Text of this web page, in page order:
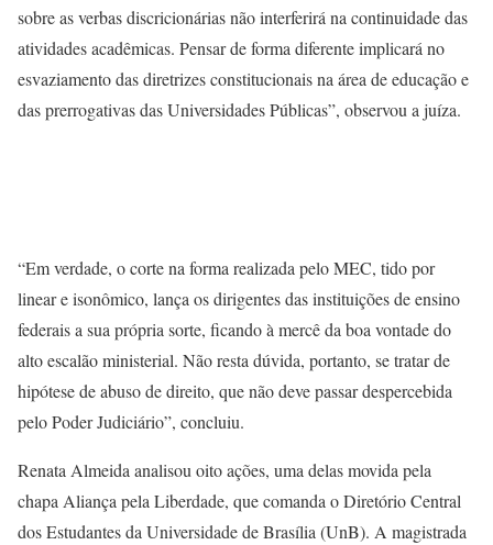
sobre as verbas discricionárias não interferirá na continuidade das
atividades acadêmicas. Pensar de forma diferente implicará no
esvaziamento das diretrizes constitucionais na área de educação e
das prerrogativas das Universidades Públicas”, observou a juíza.
“Em verdade, o corte na forma realizada pelo MEC, tido por
linear e isonômico, lança os dirigentes das instituições de ensino
federais a sua própria sorte, ficando à mercê da boa vontade do
alto escalão ministerial. Não resta dúvida, portanto, se tratar de
hipótese de abuso de direito, que não deve passar despercebida
pelo Poder Judiciário”, concluiu.
Renata Almeida analisou oito ações, uma delas movida pela
chapa Aliança pela Liberdade, que comanda o Diretório Central
dos Estudantes da Universidade de Brasília (UnB). A magistrada